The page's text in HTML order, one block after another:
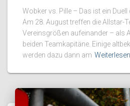
Wobker vs. Pille – Das ist ein Duell
Am 28. August treffen die Allstar-
Vereinsgrößen aufeinander – als
beiden Teamkapitäne. Einige
werden dazu dann am Weiterlesen